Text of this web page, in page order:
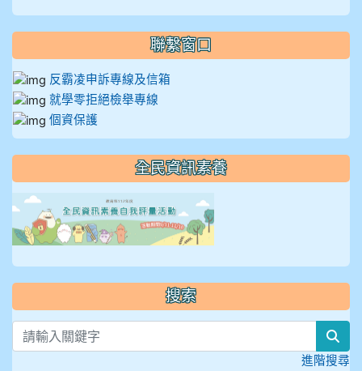
聯繫窗口
反霸凌申訴專線及信箱
就學零拒絕檢舉專線
個資保護
全民資訊素養
搜索
進階搜尋